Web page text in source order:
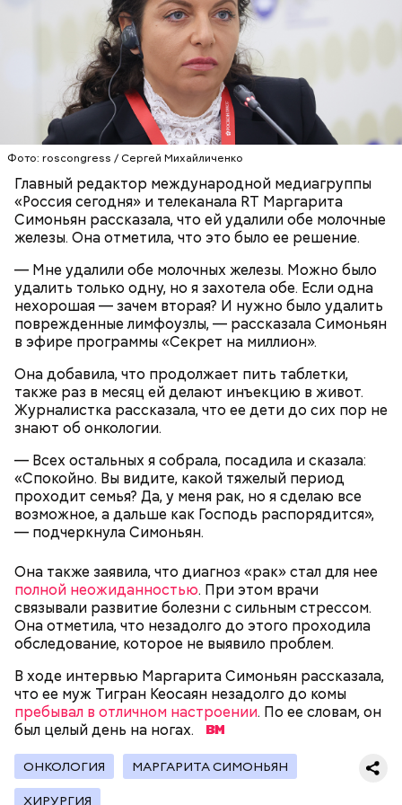
Фото: roscongress / Сергей Михайличенко
Главный редактор международной медиагруппы
«Россия сегодня» и телеканала RT Маргарита
Симоньян рассказала, что ей удалили обе молочные
железы. Она отметила, что это было ее решение.
— Мне удалили обе молочных железы. Можно было
удалить только одну, но я захотела обе. Если одна
нехорошая — зачем вторая? И нужно было удалить
поврежденные лимфоузлы, — рассказала Симоньян
в эфире программы «Секрет на миллион».
Она добавила, что продолжает пить таблетки,
также раз в месяц ей делают инъекцию в живот.
Журналистка рассказала, что ее дети до сих пор не
знают об онкологии.
— Всех остальных я собрала, посадила и сказала:
«Спокойно. Вы видите, какой тяжелый период
проходит семья? Да, у меня рак, но я сделаю все
возможное, а дальше как Господь распорядится»,
— подчеркнула Симоньян.
Она также заявила, что диагноз «рак» стал для нее
полной неожиданностью. При этом врачи
связывали развитие болезни с сильным стрессом.
Она отметила, что незадолго до этого проходила
обследование, которое не выявило проблем.
В ходе интервью Маргарита Симоньян рассказала,
что ее муж Тигран Кеосаян незадолго до комы
пребывал в отличном настроении. По ее словам, он
был целый день на ногах.
ОНКОЛОГИЯ МАРГАРИТА СИМОНЬЯН
ХИРУРГИЯ
В Международный день холостяка все мужчины
вечеринки, играют в видеоигры и проводят время,
наслаждаясь свободой и независимостью, пока
это возможно, ведь может быть и так, что через год
День малины со сливками
День малины со сливками отмечается в США в
честь вкусового сочетания этой ягоды со сливками.
В этот праздник люди едят не только малину со
сливками, но и другие десерты на основе этих
двух ингредиентов. Их можно купить в магазине
родными и близкими.
Ингредиенты:
кабачок;
брынза;
растительное масло;
помидоры черри либо грунтовые.
— Кабачки нужно натереть длинными слайсами
(это можно сделать на специальной терке),
похожими на спагетти, и уложить в противень.
Дальше нужно добавить немного растительного
масла, соль, а сверху бросить хаотично
порезанную брынзу. Затем добавляются помидоры
черри или грунтовые, — рассказал шеф-повар.
беременным, кормящим женщинам;
пожилым;
детям.
— Там может содержаться огромное количество
нитратов, которое вызовет головокружение,
гипоксию и ухудшение физического состояния, —
предостерегла Соломатина.